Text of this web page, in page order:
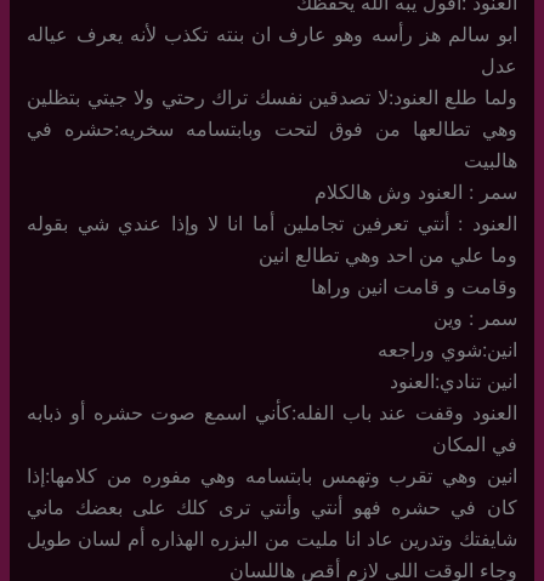
ابو سالم هز رأسه وهو عارف ان بنته تكذب لأنه يعرف عياله
عدل
ولما طلع العنود:لا تصدقين نفسك تراك رحتي ولا جيتي بتظلين
وهي تطالعها من فوق لتحت وبابتسامه سخريه:حشره في
هالبيت
سمر : العنود وش هالكلام
العنود : أنتي تعرفين تجاملين أما انا لا وإذا عندي شي بقوله
وما علي من احد وهي تطالع انين
وقامت و قامت انين وراها
سمر : وين
انين:شوي وراجعه
انين تنادي:العنود
العنود وقفت عند باب الفله:كأني اسمع صوت حشره أو ذبابه
في المكان
انين وهي تقرب وتهمس بابتسامه وهي مفوره من كلامها:إذا
كان في حشره فهو أنتي وأنتي ترى كلك على بعضك ماني
شايفتك وتدرين عاد انا مليت من البزره الهذاره أم لسان طويل
وجاء الوقت اللي لازم أقص هاللسان